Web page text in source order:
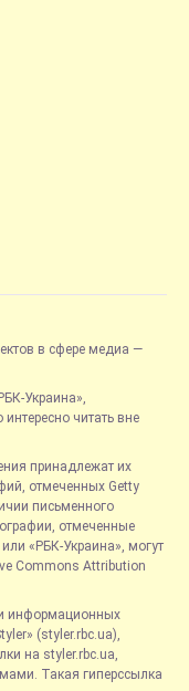
в сфере медиа —
Украина»,
читать вне
принадлежат их
отмеченных Getty
письменного
отмеченные
«РБК-Украина», могут
Commons Attribution
информационных
(styler.rbc.ua),
на styler.rbc.ua,
Такая гиперссылка